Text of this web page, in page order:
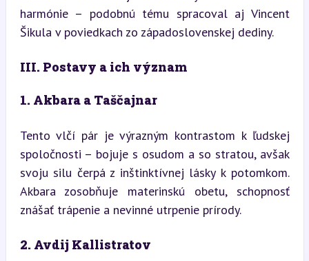
harmónie – podobnú tému spracoval aj Vincent
Šikula v poviedkach zo západoslovenskej dediny.
III. Postavy a ich význam
1. Akbara a Taščajnar
Tento vlčí pár je výrazným kontrastom k ľudskej
spoločnosti – bojuje s osudom a so stratou, avšak
svoju silu čerpá z inštinktívnej lásky k potomkom.
Akbara zosobňuje materinskú obetu, schopnosť
znášať trápenie a nevinné utrpenie prírody.
2. Avdij Kallistratov